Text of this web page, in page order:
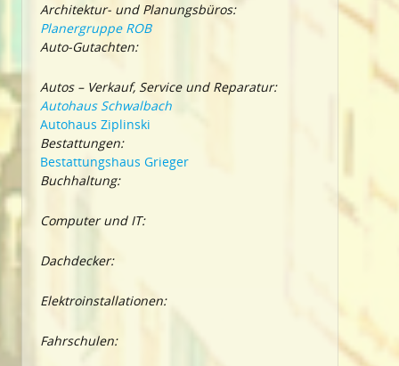
Architektur- und Planungsbüros:
Planergruppe ROB
Auto-Gutachten:
Autos – Verkauf, Service und Reparatur:
Autohaus Schwalbach
Autohaus Ziplinski
Bestattungen:
Bestattungshaus Grieger
Buchhaltung:
Computer und IT:
Dachdecker:
Elektroinstallationen:
Fahrschulen: